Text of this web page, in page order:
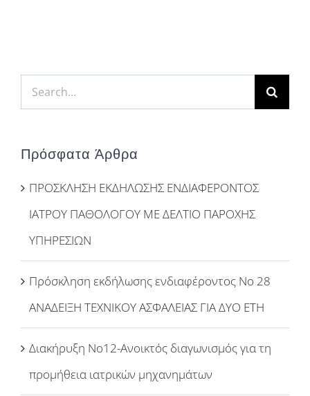
Search
for:
Πρόσφατα Άρθρα
ΠΡΟΣΚΛΗΣΗ ΕΚΔΗΛΩΣΗΣ ΕΝΔΙΑΦΕΡΟΝΤΟΣ
ΙΑΤΡΟΥ ΠΑΘΟΛΟΓΟΥ ΜΕ ΔΕΛΤΙΟ ΠΑΡΟΧΗΣ
ΥΠΗΡΕΣΙΩΝ
Πρόσκληση εκδήλωσης ενδιαφέροντος Νο 28
ΑΝΑΔΕΙΞΗ ΤΕΧΝΙΚΟΥ ΑΣΦΑΛΕΙΑΣ ΓΙΑ ΔΥΟ ΕΤΗ
Διακήρυξη Νο12-Ανοικτός διαγωνισμός για τη
προμήθεια ιατρικών μηχανημάτων